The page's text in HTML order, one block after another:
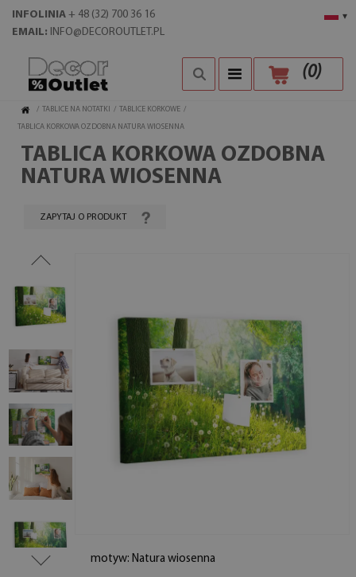
▾
INFOLINIA + 48 (32) 700 36 16
EMAIL: INFO@DECOROUTLET.PL
(0)
/ TABLICE NA NOTATKI / TABLICE KORKOWE /
TABLICA KORKOWA OZDOBNA NATURA WIOSENNA
TABLICA KORKOWA OZDOBNA
NATURA WIOSENNA
ZAPYTAJ O PRODUKT
motyw: Natura wiosenna